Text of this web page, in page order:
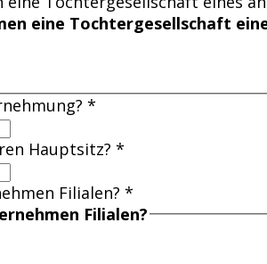
eine Tochtergesellschaft
*
Hauptsitz? *
Filialen? *
Filialen?